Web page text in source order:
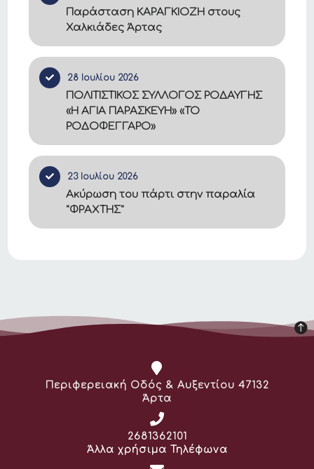
Παράσταση ΚΑΡΑΓΚΙΟΖΗ στους
Χαλκιάδες Άρτας
28 Ιουλίου 2026
ΠΟΛΙΤΙΣΤΙΚΟΣ ΣΥΛΛΟΓΟΣ ΡΟΔΑΥΓΗΣ
«Η ΑΓΙΑ ΠΑΡΑΣΚΕΥΗ» «ΤΟ
ΡΟΔΟΦΕΓΓΑΡΟ»
23 Ιουλίου 2026
Ακύρωση του πάρτι στην παραλία
"ΦΡΑΧΤΗΣ"
Διεύθυνση:
Περιφερειακή Οδός & Αυξεντίου 47132
Άρτα
Τηλέφωνο:
2681362101
Άλλα χρήσιμα Τηλέφωνα